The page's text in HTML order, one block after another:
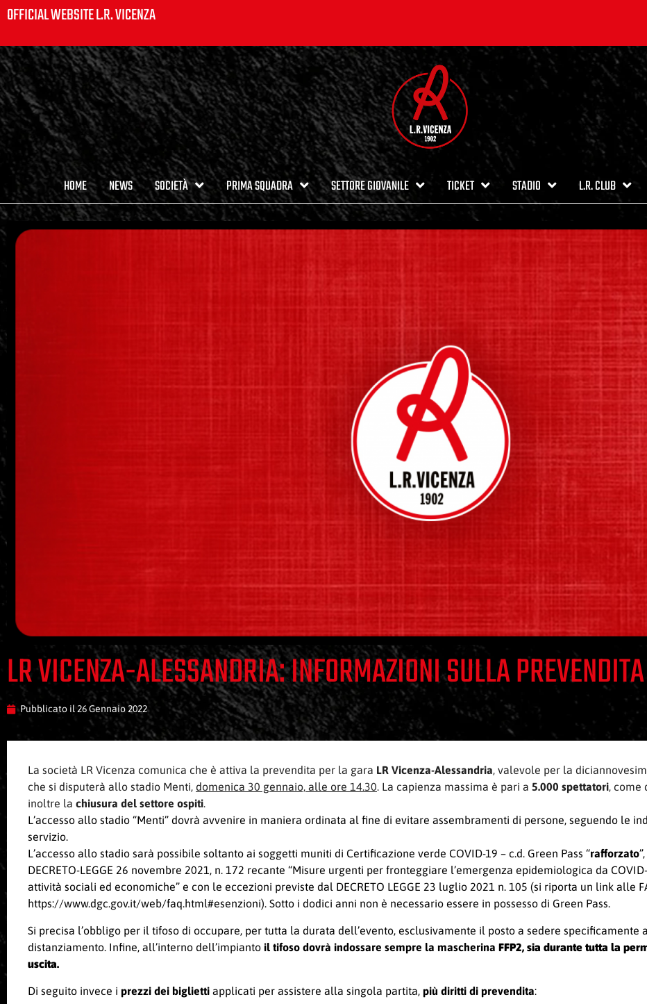
OFFICIAL WEBSITE L.R. VICENZA
HOME NEWS SOCIETÀ PRIMA SQUADRA SETTORE GIOVANILE TICKET STADIO L.R. CLUB
LR VICENZA-ALESSANDRIA: INFORMAZIONI SULLA PREVENDITA
Pubblicato il26 Gennaio 2022
La società LR Vicenza comunica che è attiva la prevendita per la gara LR Vicenza-Alessandria, valevole per la
che si disputerà allo stadio Menti, domenica 30 gennaio, alle ore 14.30. La capienza massima è pari a 5.000 spettatori, come
inoltre la chiusura del settore ospiti.
L’accesso allo stadio “Menti” dovrà avvenire in maniera ordinata al fine di evitare assembramenti di persone, seguendo le
servizio.
L’accesso allo stadio sarà possibile soltanto ai soggetti muniti di Certificazione verde COVID-19 – c.d. Green Pass “rafforzato
DECRETO-LEGGE 26 novembre 2021, n. 172 recante “Misure urgenti per fronteggiare l’emergenza epidemiologica da
attività sociali ed economiche” e con le eccezioni previste dal DECRETO LEGGE 23 luglio 2021 n. 105 (si riporta un link alle
https://www.dgc.gov.it/web/faq.html#esenzioni). Sotto i dodici anni non è necessario essere in possesso di Green Pass.
Si precisa l’obbligo per il tifoso di occupare, per tutta la durata dell’evento, esclusivamente il posto a sedere specificamente
distanziamento. Infine, all’interno dell’impianto il tifoso dovrà indossare sempre la mascherina FFP2, sia durante tutta la
uscita.
Di seguito invece i prezzi dei biglietti applicati per assistere alla singola partita, più diritti di prevendita: